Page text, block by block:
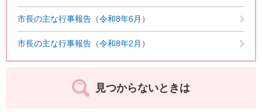
市長の主な行事報告（令和8年6月）
市長の主な行事報告（令和8年2月）
見つからないときは